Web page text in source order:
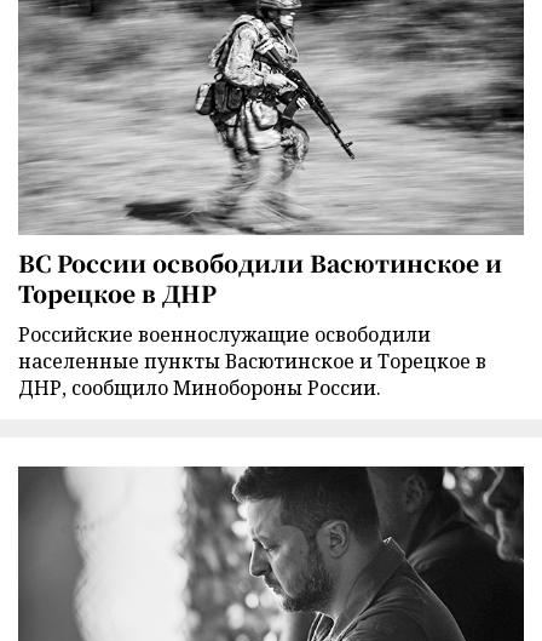
ВС России освободили Васютинское и
Торецкое в ДНР
Российские военнослужащие освободили
населенные пункты Васютинское и Торецкое в
ДНР, сообщило Минобороны России.